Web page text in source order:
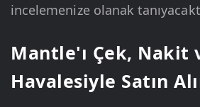
incelemenize olanak
Mantle'ı Çek, Nakit
Havalesiyle Satın